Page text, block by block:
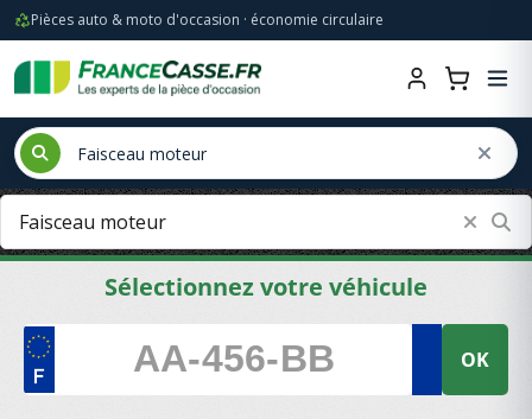
Pièces auto & moto d'occasion · économie circulaire
Sélectionnez votre véhicule
OK